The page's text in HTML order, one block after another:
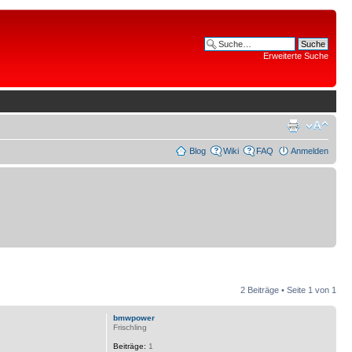
Erweiterte Suche
Blog Wiki FAQ Anmelden
2 Beiträge • Seite 1 von 1
bmwpower
Frischling
Beiträge: 1